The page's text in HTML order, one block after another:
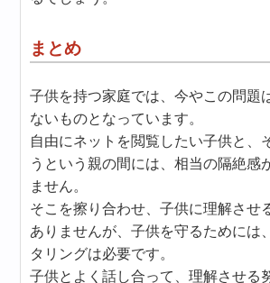
まとめ
子供を持つ家庭では、今やこの問題
ないものとなっています。
自由にネットを閲覧したい子供と、
うという親の間には、相当の隔絶感
ません。
そこを擦り合わせ、子供に理解させ
ありませんが、子供を守るためには
タリングは必要です。
子供とよく話し合って、理解させる